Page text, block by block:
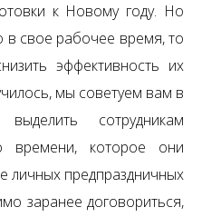
к Новому году. Но
в свое рабочее время, то
эффективность их
мы советуем вам в
сотрудникам
времени, которое они
личных предпраздничных
заранее договориться,